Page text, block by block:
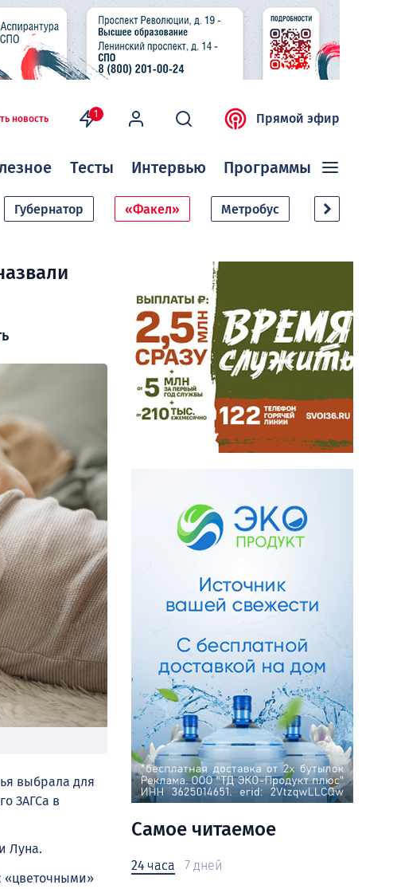
новость 1 Прямой эфир
Тесты Интервью Программы
Губернатор «Факел» Метробус Дачный
выбрала для
ЗАГСа в
Луна.
«цветочными»
Самое читаемое
24 часа 7 дней